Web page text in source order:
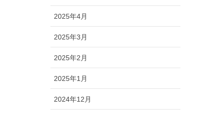
2025年4月
2025年3月
2025年2月
2025年1月
2024年12月